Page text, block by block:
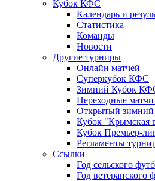
Кубок КФС
Календарь и
Статистика
Команды
Новости
Другие турниры
Онлайн матчей
Суперкубок КФС
Зимний Кубок
Переходные
Открытый
Кубок "Крымская
Кубок Премьер-
Регламенты
Ссылки
Год сельского
Год ветеранского